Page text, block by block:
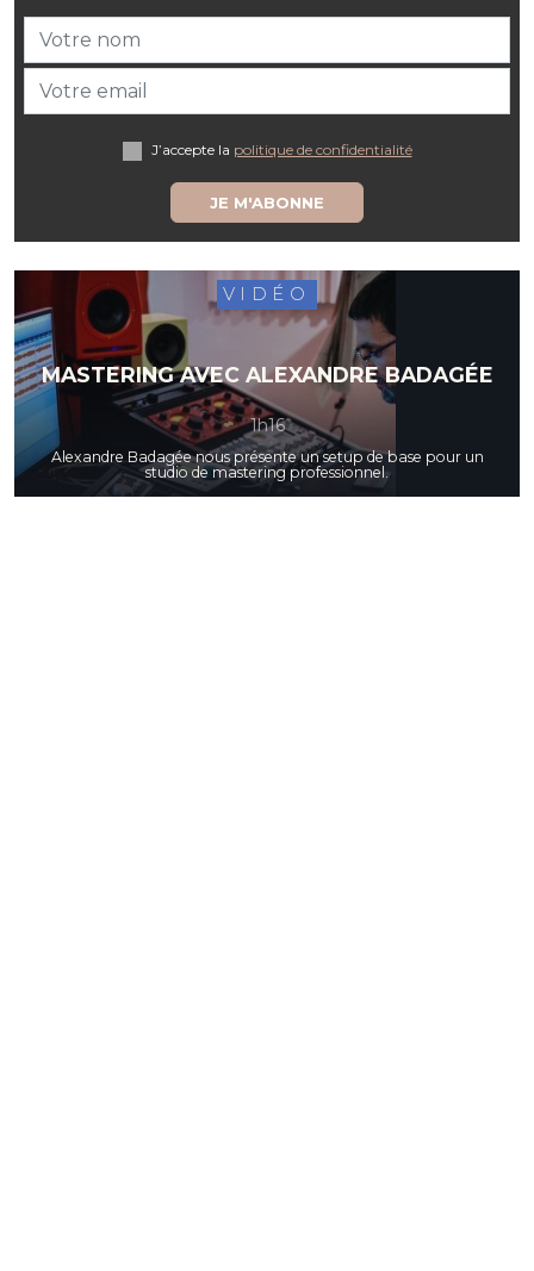
J’accepte la politique de confidentialité
VIDÉO
MASTERING AVEC ALEXANDRE BADAGÉE
1h16
Alexandre Badagée nous présente un setup de base pour un
studio de mastering professionnel.